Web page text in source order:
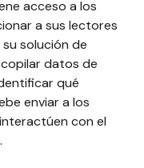
acceso a los
a sus lectores
su solución de
datos de
qué
enviar a los
con el